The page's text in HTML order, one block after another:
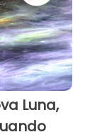
Luna,